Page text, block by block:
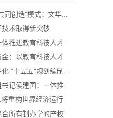
同创造”模式：文华...
术取得新突破
推进教育科技人才
：以教育科技人才
“十五五”规划编制...
记侯建国：一体推
重构世界经济运行
所有制办学的产权